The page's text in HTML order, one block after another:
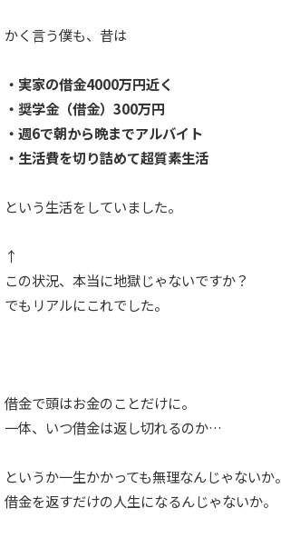
かく言う僕も、昔は
・実家の借金4000万円近く
・奨学金（借金）300万円
・週6で朝から晩までアルバイト
・生活費を切り詰めて超質素生活
という生活をしていました。
↑
この状況、本当に地獄じゃないですか？
でもリアルにこれでした。
借金で頭はお金のことだけに。
一体、いつ借金は返し切れるのか…
というか一生かかっても無理なんじゃないか。
借金を返すだけの人生になるんじゃないか。